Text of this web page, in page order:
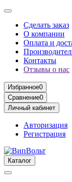
Сделать заказ
О компании
Оплата и
Контакты
Отзывы о нас
Избранное0
Сравнение0
Личный кабинет
Авторизация
Регистрация
Каталог